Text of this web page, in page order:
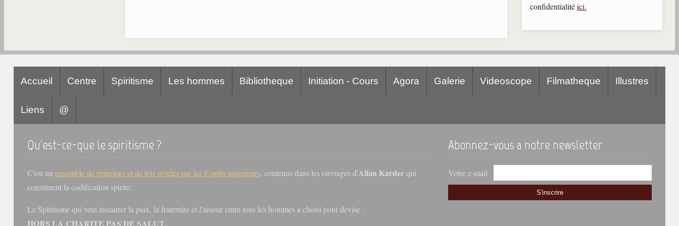
confidentialitéici.
Accueil Centre Spiritisme Les hommes Bibliotheque Initiation - Cours Agora Galerie Videoscope Filmatheque Illustres
Liens @
Qu'est-ce-que le spiritisme ?
C'est un ensemble de principes et de lois reveles par les Esprits superieurs, contenus dans les ouvrages d'Allan Kardecqui
constituent la codification spirite.
Le Spiritisme qui veut instaurer la paix, la fraternite et l'amour entre tous les hommes a choisi pour devise :
HORS LA CHARITE PAS DE SALUT.
Abonnez-vous a notre newsletter
Votre e-mail
S'inscrire